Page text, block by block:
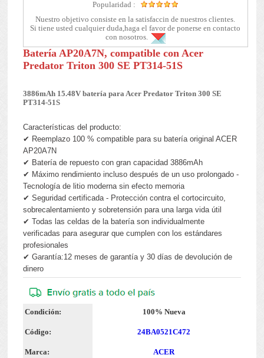
Popularidad :
Nuestro objetivo consiste en la satisfaccin de nuestros clientes.
Si tiene usted cualquier duda,haga el favor de ponerse en contacto
con nosotros.
Batería AP20A7N, compatible con Acer
Predator Triton 300 SE PT314-51S
3886mAh 15.48V batería para Acer Predator Triton 300 SE
PT314-51S
Características del producto:
✔ Reemplazo 100 % compatible para su batería original ACER
AP20A7N
✔ Batería de repuesto con gran capacidad 3886mAh
✔ Máximo rendimiento incluso después de un uso prolongado -
Tecnología de litio moderna sin efecto memoria
✔ Seguridad certificada - Protección contra el cortocircuito,
sobrecalentamiento y sobretensión para una larga vida útil
✔ Todas las celdas de la batería son individualmente
verificadas para asegurar que cumplen con los estándares
profesionales
✔ Garantía:12 meses de garantía y 30 días de devolución de
dinero
Condición: 100% Nueva
Código: 24BA0521C472
Marca: ACER